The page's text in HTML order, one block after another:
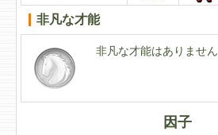
非凡な才能
非凡な才能はありません
因子